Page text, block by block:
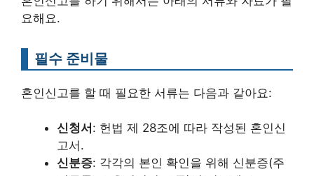
요해요.
필수 준비물
혼인신고를 할 때 필요한 서류는 다음과 같아요:
신청서 : 헌법 제 28조에 따라 작성된 혼인신
고서.
신분증: 각각의 본인 확인을 위해 신분증(주